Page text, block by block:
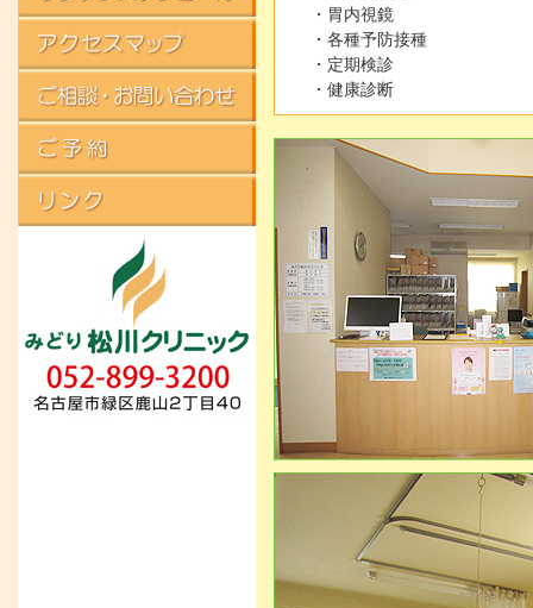
・胃内視鏡
・各種予防接種
・定期検診
・健康診断